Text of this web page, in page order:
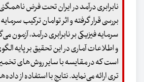
نابرابری درآمد در ایران تحت فرض
بررسی قرار گرفته و اثر توامان ترکیب
سرمایه فیزیکی بر نابرابری درآمد، آزمون
و اطلاعات آماری در این تحقیق بر پایه
است که در مقایسه با سایر روش‌های
تری ارائه می‌نماید. نتایج با استفاده از